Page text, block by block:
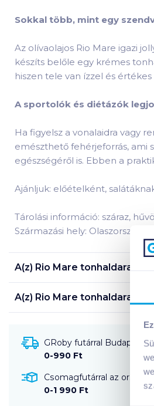
Sokkal több, mint egy
Az olívaolajos Rio Mare igazi
készíts belőle egy krémes
hiszen tele van ízzel és
A sportolók és diétázók
Ha figyelsz a vonalaidra vagy
emészthető fehérjeforrás, ami
egészségéről is. Ebben a
Ajánljuk: előételként,
Tárolási információ: száraz,
Származási hely: Olaszország.
A(z) Rio Mare tonhaldarabok
A(z) Rio Mare tonhaldarabok
GRoby futárral
0-990 Ft
Csomagfutárral az
0-1 990 Ft